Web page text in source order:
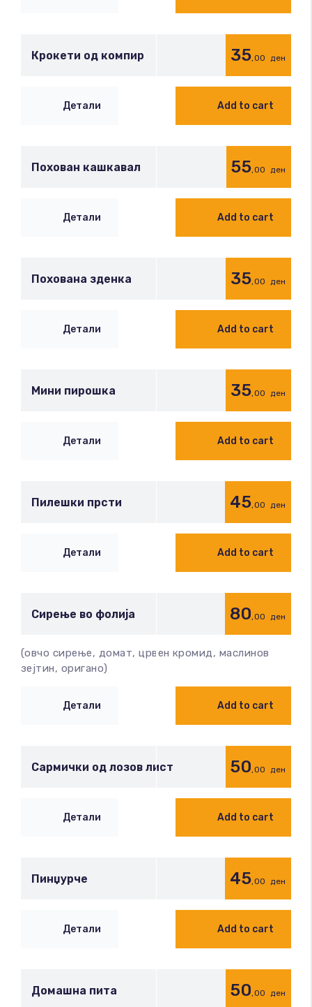
Крокети од компир 35,00 ден
Детали Add to cart
Похован кашкавал 55,00 ден
Детали Add to cart
Похована зденка 35,00 ден
Детали Add to cart
Мини пирошка 35,00 ден
Детали Add to cart
Пилешки прсти 45,00 ден
Детали Add to cart
Сирење во фолија 80,00 ден
(овчо сирење, домат, црвен кромид, маслинов
зејтин, оригано)
Детали Add to cart
Сармички од лозов лист 50,00 ден
Детали Add to cart
Пинџурче 45,00 ден
Детали Add to cart
Домашна пита 50,00 ден